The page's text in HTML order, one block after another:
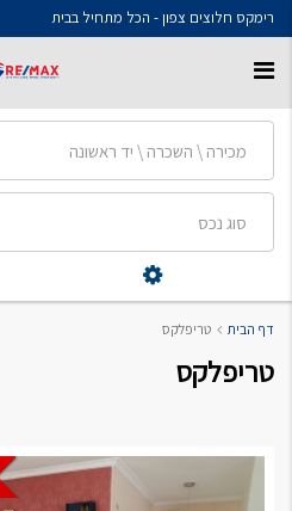
רימקס חלוצים צפון - הכל מתחיל בבית
מכירה \ השכרה \ יד ראשונה
סוג נכס
דף הבית טריפלקס
טריפלקס